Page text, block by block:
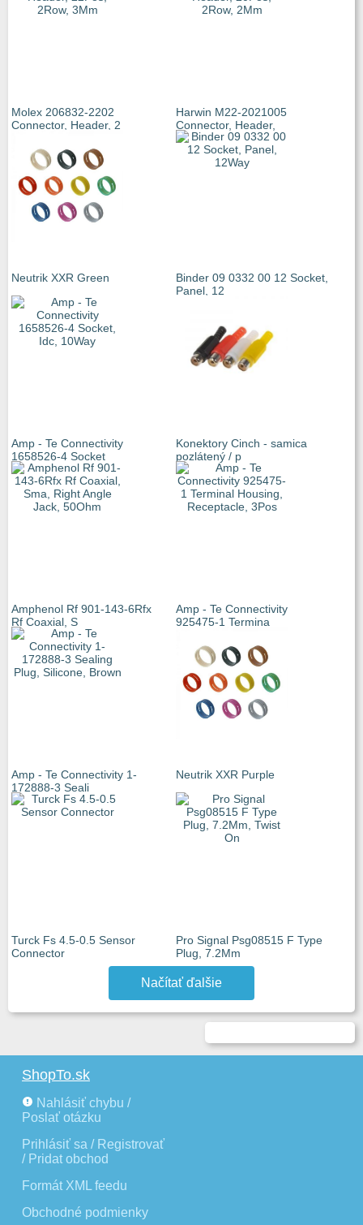
Molex 206832-2202
Connector, Header, 2
Harwin M22-2021005
Connector, Header,
Neutrik XXR Green
Binder 09 0332 00 12 Socket,
Panel, 12
Amp - Te Connectivity
1658526-4 Socket
Konektory Cinch - samica
pozlátený / p
Amphenol Rf 901-143-6Rfx
Rf Coaxial, S
Amp - Te Connectivity
925475-1 Termina
Amp - Te Connectivity 1-
172888-3 Seali
Neutrik XXR Purple
Turck Fs 4.5-0.5 Sensor
Connector
Pro Signal Psg08515 F Type
Plug, 7.2Mm
Načítať ďalšie
ShopTo.sk
Nahlásiť chybu /
Poslať otázku
Prihlásiť sa / Registrovať
/ Pridat obchod
Formát XML feedu
Obchodné podmienky